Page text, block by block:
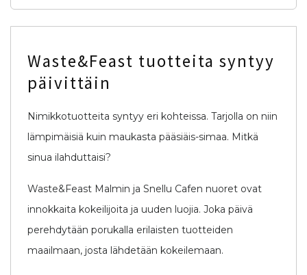
Waste&Feast tuotteita syntyy
päivittäin
Nimikkotuotteita syntyy eri kohteissa. Tarjolla on niin
lämpimäisiä kuin maukasta pääsiäis-simaa. Mitkä
sinua ilahduttaisi?
Waste&Feast Malmin ja Snellu Cafen nuoret ovat
innokkaita kokeilijoita ja uuden luojia. Joka päivä
perehdytään porukalla erilaisten tuotteiden
maailmaan, josta lähdetään kokeilemaan.